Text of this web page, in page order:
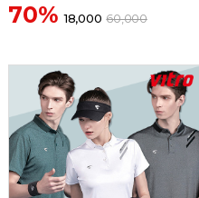
70% 18,000 60,000